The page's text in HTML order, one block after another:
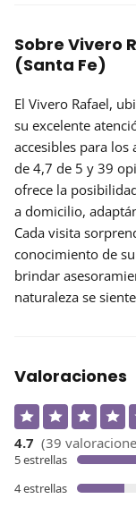
Sobre Vivero
(Santa Fe)
El Vivero Rafael,
su excelente
accesibles para
de 4,7 de 5 y 39
ofrece la
a domicilio,
Cada visita
conocimiento de
brindar
naturaleza se
Valoraciones
4.7 (39
5 estrellas
4 estrellas